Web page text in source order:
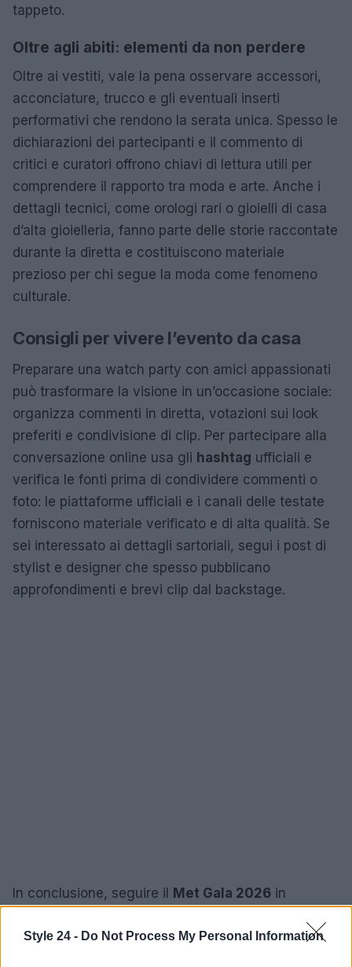
Style 24 - Do Not Process My Personal Information
tappeto.
Oltre agli abiti: elementi da non perdere
Oltre ai vestiti, vale la pena osservare accessori,
acconciature, trucco e gli eventuali inserti
performativi che rendono la serata unica. Spesso le
dichiarazioni dei partecipanti e il commento di
critici e curatori offrono chiavi di lettura utili per
comprendere il rapporto tra moda e arte. Anche i
dettagli tecnici, come orologi rari o gioielli di casa
d’alta gioielleria, fanno parte delle storie raccontate
durante la diretta e costituiscono materiale
prezioso per chi segue la moda come fenomeno
culturale.
Consigli per vivere l’evento da casa
Preparare una watch party con amici appassionati
può trasformare la visione in un’occasione sociale:
organizza commenti in diretta, votazioni sui look
preferiti e condivisione di clip. Per partecipare alla
conversazione online usa gli hashtag ufficiali e
verifica le fonti prima di condividere commenti o
foto: le piattaforme ufficiali e i canali delle testate
forniscono materiale verificato e di alta qualità. Se
sei interessato ai dettagli sartoriali, segui i post di
stylist e designer che spesso pubblicano
approfondimenti e brevi clip dal backstage.
In conclusione, seguire il Met Gala 2026 in
serata come un evento globale: tra dirette ufficiali,